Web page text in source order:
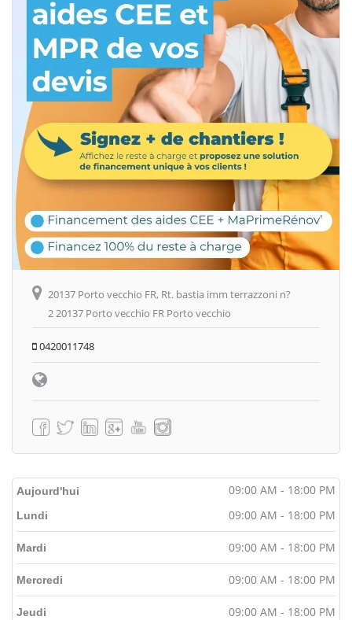
20137 Porto vecchio FR, Rt. bastia imm terrazzoni n?
2 20137 Porto vecchio FR Porto vecchio
0420011748
Aujourd'hui 09:00 AM - 18:00 PM
Lundi 09:00 AM - 18:00 PM
Mardi 09:00 AM - 18:00 PM
Mercredi 09:00 AM - 18:00 PM
Jeudi 09:00 AM - 18:00 PM